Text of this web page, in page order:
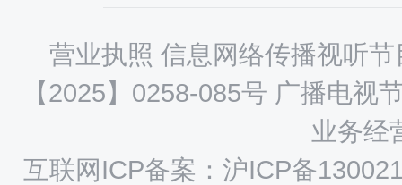
营业执照 信息网络传播视听
【2025】0258-085号 广播电视
业务经
互联网ICP备案：沪ICP备